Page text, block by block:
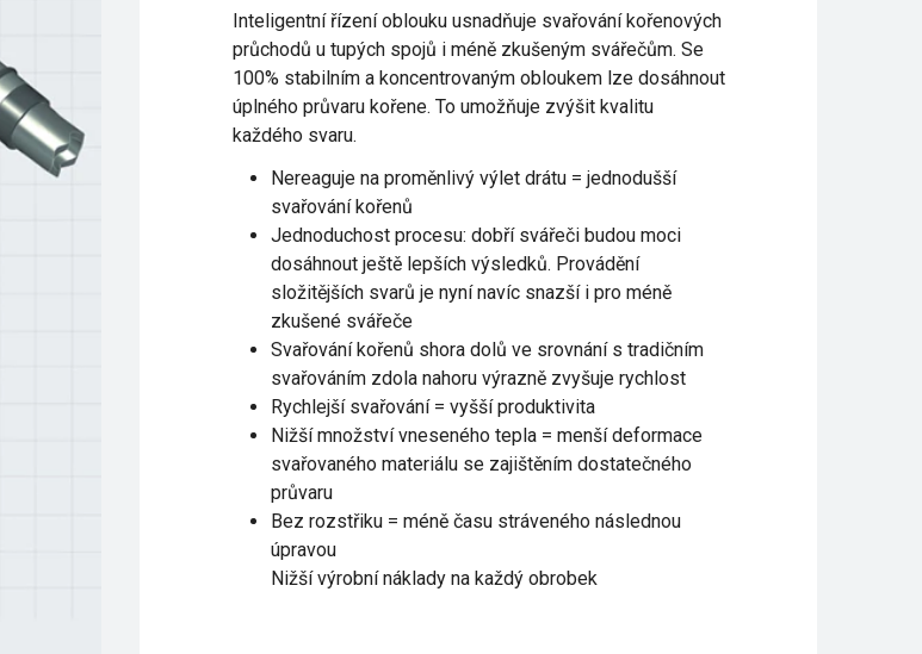
Inteligentní řízení oblouku usnadňuje svařování kořenových
průchodů u tupých spojů i méně zkušeným svářečům. Se
100% stabilním a koncentrovaným obloukem lze dosáhnout
úplného průvaru kořene. To umožňuje zvýšit kvalitu
každého svaru.
Nereaguje na proměnlivý výlet drátu = jednodušší
svařování kořenů
Jednoduchost procesu: dobří svářeči budou moci
dosáhnout ještě lepších výsledků. Provádění
složitějších svarů je nyní navíc snazší i pro méně
zkušené svářeče
Svařování kořenů shora dolů ve srovnání s tradičním
svařováním zdola nahoru výrazně zvyšuje rychlost
Rychlejší svařování = vyšší produktivita
Nižší množství vneseného tepla = menší deformace
svařovaného materiálu se zajištěním dostatečného
průvaru
Bez rozstřiku = méně času stráveného následnou
úpravou
Nižší výrobní náklady na každý obrobek